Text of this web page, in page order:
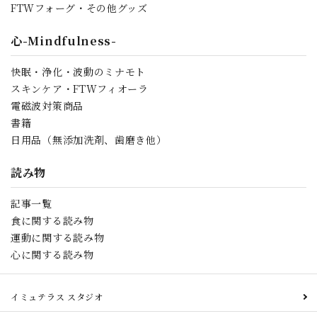
FTWフォーグ・その他グッズ
心-Mindfulness-
快眠・浄化・波動のミナモト
スキンケア・FTWフィオーラ
電磁波対策商品
書籍
日用品（無添加洗剤、歯磨き他）
読み物
記事一覧
食に関する読み物
運動に関する読み物
心に関する読み物
イミュテラス スタジオ